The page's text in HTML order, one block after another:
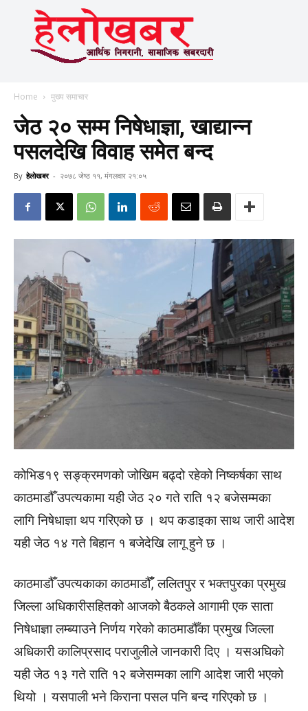
Home मुख्य समाचार
जेठ २० सम्म निषेधाज्ञा, खाद्यान्न
पसलदेखि विवाह समेत बन्द
By हेलाेखबर - २०७८ जेष्ठ ११, मंगलवार २१:०५
कोभिड­१९ सङ्क्रमणको जोखिम बढ्दो रहेको निष्कर्षका साथ
काठमाडौँ उपत्यकामा यही जेठ २० गते राति १२ बजेसम्मका
लागि निषेधाज्ञा थप गरिएको छ । थप कडाइका साथ जारी आदेश
यही जेठ १४ गते बिहान १ बजेदेखि लागू हुने छ ।
काठमाडौँ उपत्यकाका काठमाडौँँ, ललितपुर र भक्तपुरका प्रमुख
जिल्ला अधिकारीसहितको आजको बैठकले आगामी एक साता
निषेधाज्ञा लम्ब्याउने निर्णय गरेको काठमाडौँका प्रमुख जिल्ला
अधिकारी कालिप्रसाद पराजुलीले जानकारी दिए । यसअघिको
यही जेठ १३ गते राति १२ बजेसम्मका लागि आदेश जारी भएको
थियो । यसपाली भने किराना पसल पनि बन्द गरिएको छ ।